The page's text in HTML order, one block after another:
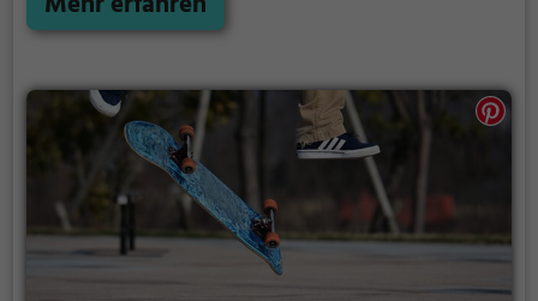
hat für jeden etwas zu bieten - ganz egal, ob du nur
angeben möchtest.